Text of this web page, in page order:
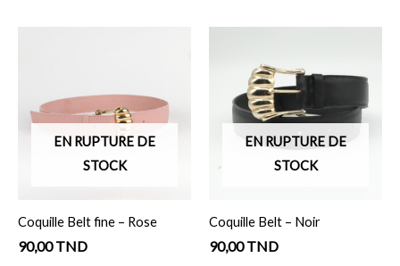
EN RUPTURE DE
STOCK
Coquille Belt fine – Rose
90,00TND
EN RUPTURE DE
STOCK
Coquille Belt – Noir
90,00TND